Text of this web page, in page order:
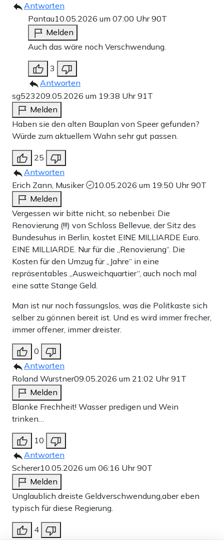
Antworten
Pantau10.05.2026 um 07:00 Uhr90T
Melden
Auch das wäre noch Verschwendung.
3
Antworten
sg523209.05.2026 um 19:38 Uhr91T
Melden
Haben sie den alten Bauplan von Speer gefunden?
Würde zum aktuellem Wahn sehr gut passen.
25
Antworten
Erich Zann, Musiker
10.05.2026 um 19:50 Uhr90T
Melden
Vergessen wir bitte nicht, so nebenbei: Die
Renovierung (!!!) von Schloss Bellevue, der Sitz des
Bundesuhus in Berlin, kostet EINE MILLIARDE Euro.
EINE MILLIARDE. Nur für die „Renovierung“. Die
Kosten für den Umzug für „Jahre“ in eine
repräsentables „Ausweichquartier“, auch noch mal
eine satte Stange Geld.
Man ist nur noch fassungslos, was die Politkaste sich
selber zu gönnen bereit ist. Und es wird immer frecher,
immer offener, immer dreister.
0
Antworten
Roland Wurstner09.05.2026 um 21:02 Uhr91T
Melden
Blanke Frechheit! Wasser predigen und Wein
trinken…
10
Antworten
Scherer10.05.2026 um 06:16 Uhr90T
Melden
Unglaublich dreiste Geldverschwendung,aber eben
typisch für diese Regierung.
4